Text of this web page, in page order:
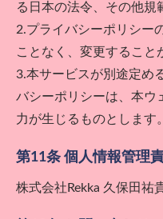
る日本の法令、その他規
2.プライバシーポリシー
ことなく、変更すること
3.本サービスが別途定め
バシーポリシーは、本ウ
力が生じるものとします。
第11条 個人情報管理
株式会社Rekka 久保田祐